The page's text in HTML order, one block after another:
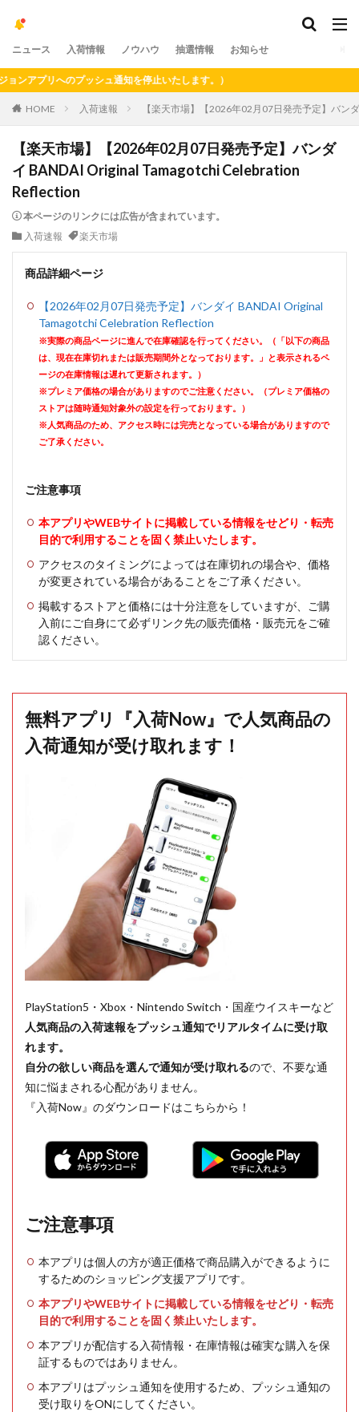
ニュース 入荷情報 ノウハウ 抽選情報 お知らせ
リへのプッシュ通知を停止いたします。）
HOME 入荷速報 【楽天市場】【2026年02月07日発売予定】バン
【楽天市場】【2026年02月07日発売予定】バンダ
イ BANDAI Original Tamagotchi Celebration
Reflection
本ページのリンクには広告が含まれています。
入荷速報
楽天市場
商品詳細ページ
【2026年02月07日発売予定】バンダイ BANDAI Original
Tamagotchi Celebration Reflection
※実際の商品ページに進んで在庫確認を行ってください。（「以下の商品
は、現在在庫切れまたは販売期間外となっております。」と表示されるペ
ージの在庫情報は遅れて更新されます。）
※プレミア価格の場合がありますのでご注意ください。（プレミア価格の
ストアは随時通知対象外の設定を行っております。）
※人気商品のため、アクセス時には完売となっている場合がありますので
ご了承ください。
ご注意事項
本アプリやWEBサイトに掲載している情報をせどり・転売
目的で利用することを固く禁止いたします。
アクセスのタイミングによっては在庫切れの場合や、価格
が変更されている場合があることをご了承ください。
掲載するストアと価格には十分注意をしていますが、ご購
入前にご自身にて必ずリンク先の販売価格・販売元をご確
認ください。
無料アプリ『入荷Now』で人気商品の
入荷通知が受け取れます！
PlayStation5・Xbox・Nintendo Switch・国産ウイスキーなど
人気商品の入荷速報をプッシュ通知でリアルタイムに受け取
れます。
自分の欲しい商品を選んで通知が受け取れるので、不要な通
知に悩まされる心配がありません。
『入荷Now』のダウンロードはこちらから！
ご注意事項
本アプリは個人の方が適正価格で商品購入ができるように
するためのショッピング支援アプリです。
本アプリやWEBサイトに掲載している情報をせどり・転売
目的で利用することを固く禁止いたします。
本アプリが配信する入荷情報・在庫情報は確実な購入を保
証するものではありません。
本アプリはプッシュ通知を使用するため、プッシュ通知の
受け取りをONにしてください。